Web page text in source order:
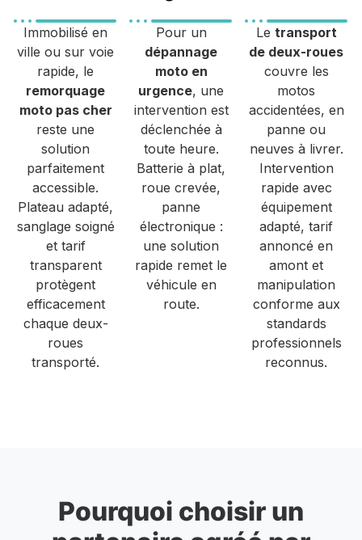
Immobilisé en
ville ou sur voie
rapide, le
remorquage
moto pas cher
reste une
solution
parfaitement
accessible.
Plateau adapté,
sanglage soigné
et tarif
transparent
protègent
efficacement
chaque deux-
roues
transporté.
Pour un
dépannage
moto en
urgence, une
intervention est
déclenchée à
toute heure.
Batterie à plat,
roue crevée,
panne
électronique :
une solution
rapide remet le
véhicule en
route.
Le transport
de deux-roues
couvre les
motos
accidentées, en
panne ou
neuves à livrer.
Intervention
rapide avec
équipement
adapté, tarif
annoncé en
amont et
manipulation
conforme aux
standards
professionnels
reconnus.
Pourquoi choisir un